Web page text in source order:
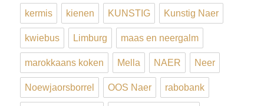
kermis kienen KUNSTIG Kunstig Naer
kwiebus Limburg maas en neergalm
marokkaans koken Mella NAER Neer
Noewjaorsborrel OOS Naer rabobank